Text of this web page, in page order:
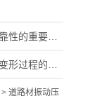
> 道路材振动压